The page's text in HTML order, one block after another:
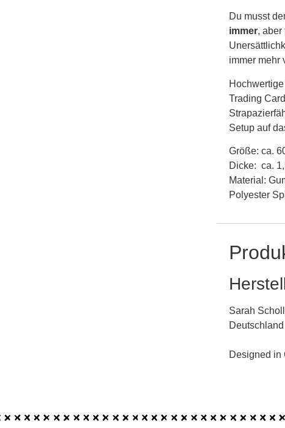
Du musst
immer, aber
immer mehr
Trading
Setup auf
Größe: ca.
Dicke: ca.
Material:
Polyester
Sarah
Deutschland
Designed in